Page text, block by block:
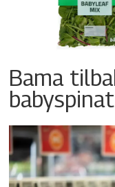
Bama